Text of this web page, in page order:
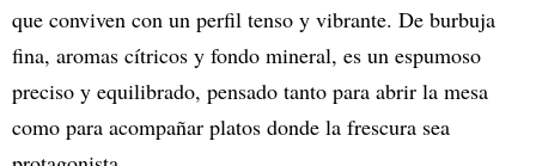
que conviven con un perfil tenso y vibrante. De burbuja
fina, aromas cítricos y fondo mineral, es un espumoso
preciso y equilibrado, pensado tanto para abrir la mesa
como para acompañar platos donde la frescura sea